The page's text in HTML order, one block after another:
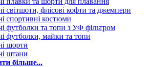
світшоти, флісові кофти та джемпери
спортивні костюми
футболки та топи з УФ фільтром
футболки, майки та топи
шорти
штани
більше...